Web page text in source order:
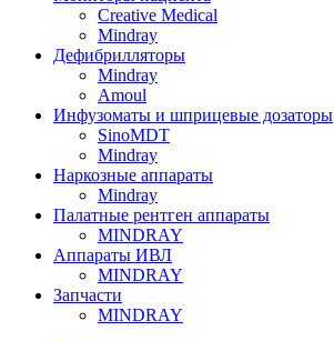
Creative Medical
Mindray
Дефибрилляторы
Mindray
Amoul
Инфузоматы и шприцевые дозаторы
SinoMDT
Mindray
Наркозные аппараты
Mindray
Палатные рентген аппараты
MINDRAY
Аппараты ИВЛ
MINDRAY
Запчасти
MINDRAY